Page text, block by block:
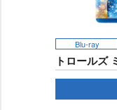
Blu-ray
トロールズ